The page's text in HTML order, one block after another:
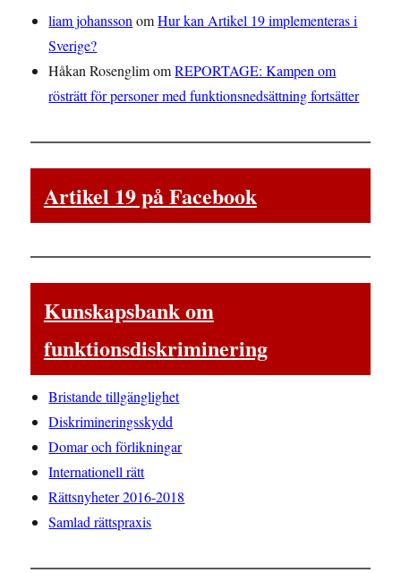
liam johanssonomHur kan Artikel 19 implementeras i
Sverige?
Håkan RosenglimomREPORTAGE: Kampen om
rösträtt för personer med funktionsnedsättning fortsätter
Artikel 19 på Facebook
Kunskapsbank om
funktionsdiskriminering
Bristande tillgänglighet
Diskrimineringsskydd
Domar och förlikningar
Internationell rätt
Rättsnyheter 2016-2018
Samlad rättspraxis